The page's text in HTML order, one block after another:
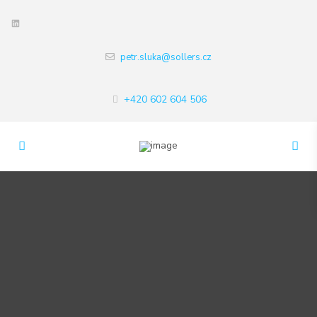
LinkedIn
petr.sluka@sollers.cz
+420 602 604 506